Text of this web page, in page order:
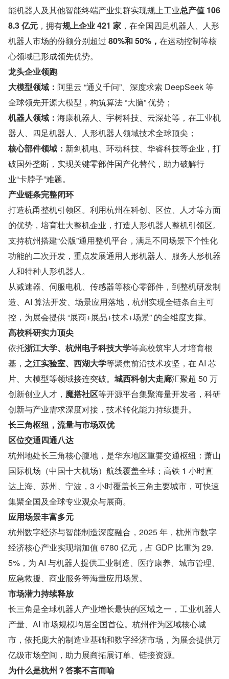
能机器人及其他智能终端产业集群实现规上工业总产值 106
8.3 亿元 ，拥有规上企业 421 家 ，在全国四足机器人、人形
机器人市场的份额分别超过 80%和 50%， 在运动控制等核
心领域已形成领先优势。
龙头企业领跑
大模型领域： 阿里云 “通义千问”、深度求索 DeepSeek 等
全球领先开源大模型，构筑算法 “大脑” 优势；
机器人领域： 海康机器人、宇树科技、云深处等，在工业机
器人、四足机器人、人形机器人领域技术全球顶尖；
核心部件领域： 新剑机电、环动科技、华睿科技等企业，打
破国外垄断，实现关键零部件国产化替代，助力破解行
业“卡脖子”难题。
产业链条完整闭环
打造杭甬整机引领区。利用杭州在科创、区位、人才等方面
的优势，培育壮大整机企业，打造人形机器人整机引领区。
支持杭州搭建“公版”通用整机平台，满足不同场景下个性化
功能的二次开发，重点发展通用人形机器人、服务人形机器
人和特种人形机器人。
从减速器、伺服电机、传感器等核心零部件，到整机研发制
造、AI 算法开发、场景应用落地，杭州实现全链条自主可
控，为展会提供 “展商+展品+技术+场景” 的全维度支撑。
高校科研实力顶尖
依托浙江大学、杭州电子科技大学等高校筑牢人才培育根
基， 之江实验室、西湖大学等聚焦前沿技术攻坚，在 AI 芯
片、大模型等领域接连突破。 城西科创大走廊汇聚超 50 万
创新创业人才， 魔搭社区等开源平台集聚海量开发者，科研
创新与产业需求深度对接，技术转化能力持续提升。
长三角枢纽，流量与市场双优
区位交通四通八达
杭州地处长三角核心腹地，是华东地区重要交通枢纽：萧山
国际机场（中国十大机场）航线覆盖全球；高铁 1 小时直
达上海、苏州、宁波，3 小时覆盖长三角主要城市，可快速
集聚全国及全球专业观众与展商。
应用场景丰富多元
杭州数字经济与智能制造深度融合，2025 年，杭州市数字
经济核心产业实现增加值 6780 亿元，占 GDP 比重为 29.
5%，为 AI 与机器人提供工业制造、医疗康养、城市管理、
应急救援、商业服务等海量应用场景。
市场潜力持续释放
长三角是全球机器人产业增长最快的区域之一，工业机器人
产量、AI 市场规模均居全国首位。杭州作为区域核心城
市，依托庞大的制造业基础和数字经济市场，为展会提供万
亿级市场空间，助力展商拓展订单、链接资源。
为什么是杭州？答案不言而喻